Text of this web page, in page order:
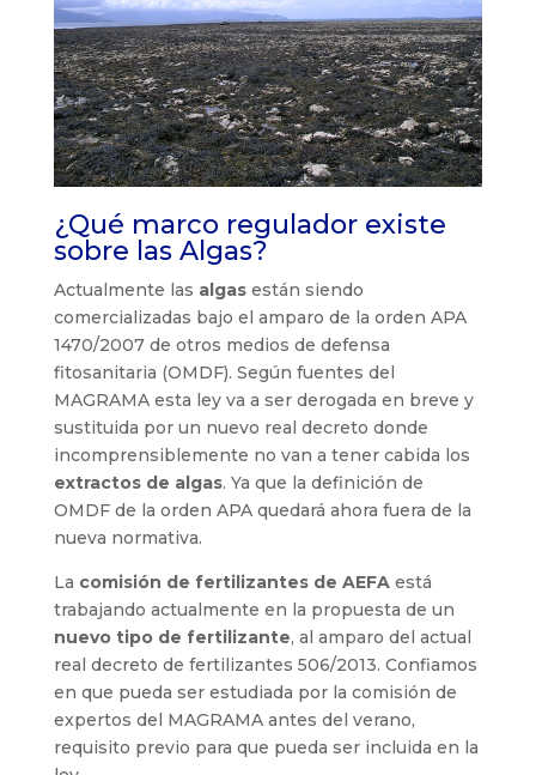
¿Qué marco regulador existe
sobre las Algas?
Actualmente las algasestán siendo
comercializadas bajo el amparo de la orden APA
1470/2007 de otros medios de defensa
fitosanitaria (OMDF). Según fuentes del
MAGRAMA esta ley va a ser derogada en breve y
sustituida por un nuevo real decreto donde
incomprensiblemente no van a tener cabida los
extractos de algas. Ya que la definición de
OMDF de la orden APA quedará ahora fuera de la
nueva normativa.
La comisión de fertilizantes de AEFAestá
trabajando actualmente en la propuesta de un
nuevo tipo de fertilizante, al amparo del actual
real decreto de fertilizantes 506/2013. Confiamos
en que pueda ser estudiada por la comisión de
expertos del MAGRAMA antes del verano,
requisito previo para que pueda ser incluida en la